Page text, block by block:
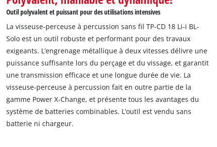
Outil polyvalent et puissant pour des utilisations intensives
La visseuse-perceuse à percussion sans fil TP-CD 18 Li-i BL-
Solo est un outil robuste et performant pour des travaux
exigeants. L’engrenage métallique à deux vitesses délivre une
puissance suffisante lors du perçage et du vissage, et garantit
une transmission efficace et une longue durée de vie. La
visseuse-perceuse à percussion fait en outre partie de la
gamme Power X-Change, et présente tous les avantages du
système de batteries combinables. L’outil est vendu sans
batterie ni chargeur.